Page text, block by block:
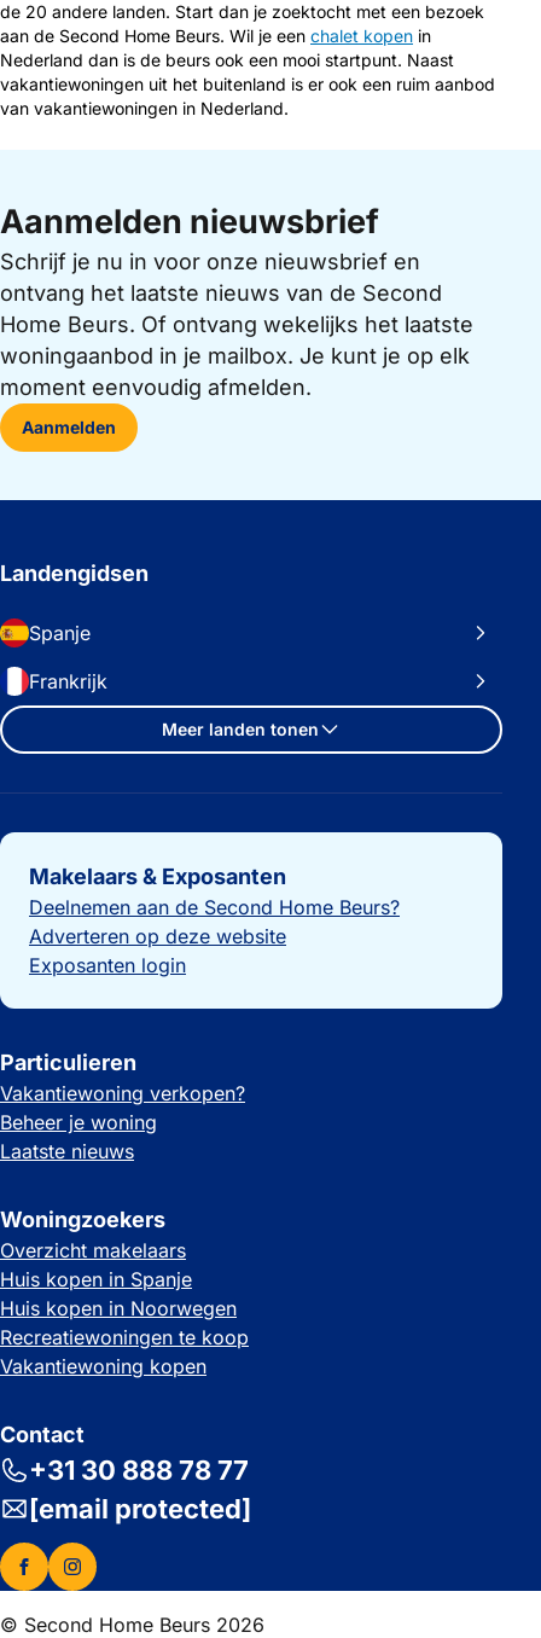
de 20 andere landen. Start dan je zoektocht met een bezoek
aan de Second Home Beurs. Wil je een chalet kopen in
Nederland dan is de beurs ook een mooi startpunt. Naast
vakantiewoningen uit het buitenland is er ook een ruim aanbod
van vakantiewoningen in Nederland.
Aanmelden nieuwsbrief
Schrijf je nu in voor onze nieuwsbrief en
ontvang het laatste nieuws van de Second
Home Beurs. Of ontvang wekelijks het laatste
woningaanbod in je mailbox. Je kunt je op elk
moment eenvoudig afmelden.
Aanmelden
Landengidsen
Spanje
Frankrijk
Meer landen tonen
Belangrijke links
Makelaars & Exposanten
Deelnemen aan de Second Home Beurs?
Adverteren op deze website
Exposanten login
Particulieren
Vakantiewoning verkopen?
Beheer je woning
Laatste nieuws
Woningzoekers
Overzicht makelaars
Huis kopen in Spanje
Huis kopen in Noorwegen
Recreatiewoningen te koop
Vakantiewoning kopen
Contact
+31 30 888 78 77
[email protected]
© Second Home Beurs 2026